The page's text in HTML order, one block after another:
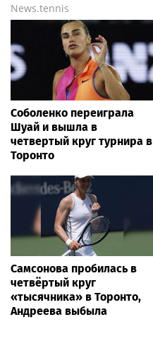
News.tennis
Соболенко переиграла
Шуай и вышла в
четвертый круг турнира в
Торонто
Самсонова пробилась в
четвёртый круг
«тысячника» в Торонто,
Андреева выбыла